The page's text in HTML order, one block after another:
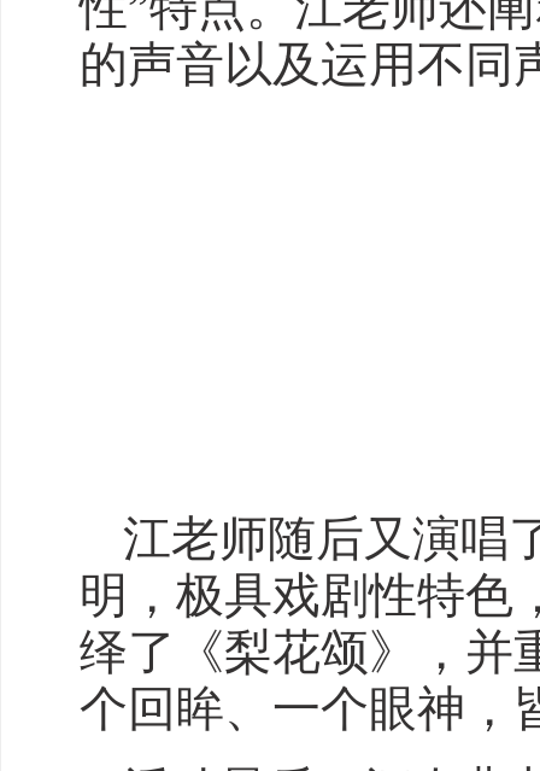
的声音以及运用不同
江老师随后又演唱
明，极具戏剧性特色
绎了《梨花颂》，并
个回眸、一个眼神，